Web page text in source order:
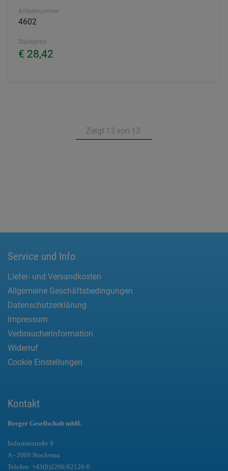
Artikelnummer
4602
Stückpreis
€ 28,42
Zeigt 13 von 13
Service und Info
Liefer- und Versandkosten
Allgemeine Geschäftsbedingungen
Datenschutzerklärung
Impressum
Verbraucherinformation
Widerruf
Cookie Einstellungen
Kontakt
Berger Gesellschaft mbH.
Industriestraße 9
A - 2000 Stockerau
Telefon: +43(0)2266/62126-0